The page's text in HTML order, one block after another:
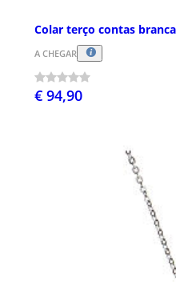
Colar terço contas
A CHEGAR
€ 94,90